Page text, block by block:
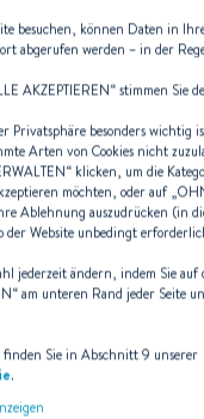
besuchen, können Daten in
abgerufen werden – in der
AKZEPTIEREN“ stimmen Sie
Privatsphäre besonders wichtig
Arten von Cookies nicht
“ klicken, um die
möchten, oder auf „
Ablehnung auszudrücken (in
Website unbedingt
jederzeit ändern, indem Sie
“ am unteren Rand jeder Seite
Sie in Abschnitt 9 unserer
.